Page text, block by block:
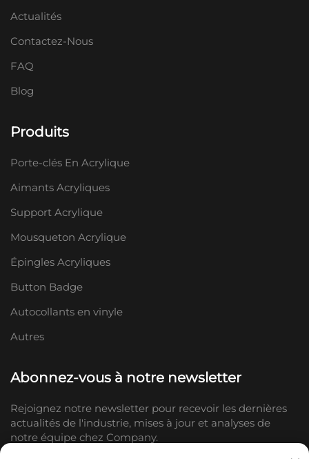
Actualités
Contactez-Nous
FAQ
Blog
Produits
Porte-clés En Acrylique
Aimants Acryliques
Support Acrylique
Mousqueton Acrylique
Épingles Acryliques
Button Badge
Autocollants en vinyle
Autres
Abonnez-vous à notre newsletter
Rejoignez notre newsletter pour recevoir les dernières
actualités de l'industrie, mises à jour et analyses de
notre équipe chez Company.